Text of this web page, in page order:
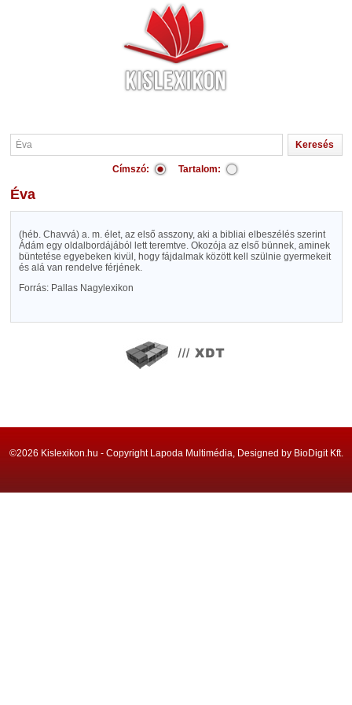
Címszó: Tartalom:
Éva
(héb. Chavvá) a. m. élet, az első asszony, aki a bibliai elbeszélés szerint
Ádám egy oldalbordájából lett teremtve. Okozója az első bünnek, aminek
büntetése egyebeken kivül, hogy fájdalmak között kell szülnie gyermekeit
és alá van rendelve férjének.
Forrás: Pallas Nagylexikon
©2026 Kislexikon.hu - Copyright Lapoda Multimédia, Designed by BioDigit Kft.